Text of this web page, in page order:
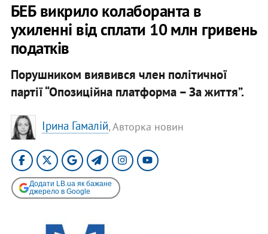
​БЕБ викрило колаборанта в
ухиленні від сплати 10 млн гривень
податків
Порушником виявився член політичної
партії “Опозиційна платформа – За життя”.
Ірина Гамалій, Авторка новин
Додати LB.ua як бажане
джерело в Google